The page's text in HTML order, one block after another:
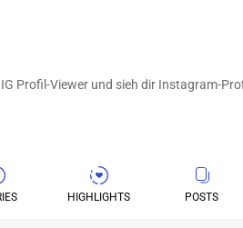
Profil-Viewer und sieh dir Instagram-
HIGHLIGHTS POSTS